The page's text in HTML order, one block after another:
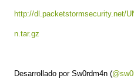
http://dl.packetstormsecurity.net/
n.tar.gz
Desarrollado por Sw0rdm4n (